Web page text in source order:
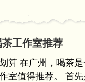
工作室推荐
算 在广州，喝茶
室值得推荐。 首先